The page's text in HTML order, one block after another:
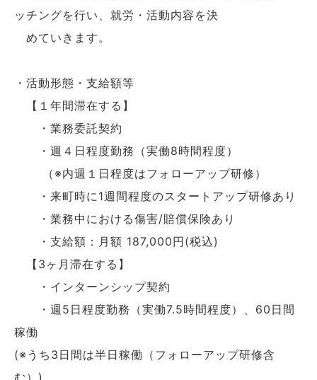
ッチングを行い、就労・活動内容を決
めていきます。
・活動形態・支給額等
【１年間滞在する】
・業務委託契約
・週４日程度勤務（実働8時間程度）
（※内週１日程度はフォローアップ研修）
・来町時に1週間程度のスタートアップ研修あり
・業務中における傷害/賠償保険あり
・支給額：月額 187,000円(税込)
【3ヶ月滞在する】
・インターンシップ契約
・週5日程度勤務（実働7.5時間程度）、60日間
稼働
(※うち3日間は半日稼働（フォローアップ研修含
む）)